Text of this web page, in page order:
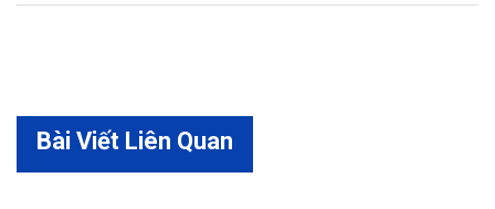
Bài Viết Liên Quan